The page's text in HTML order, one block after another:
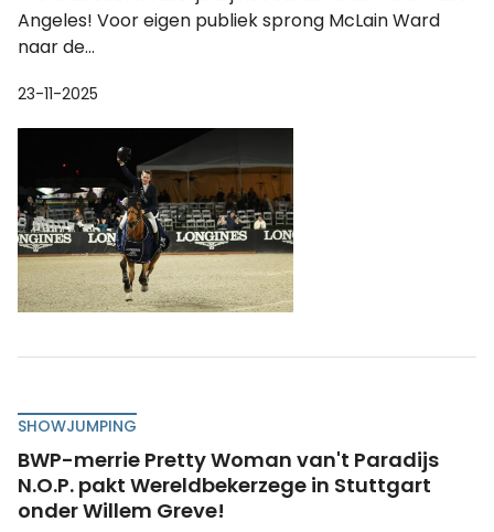
Angeles! Voor eigen publiek sprong McLain Ward
naar de...
23-11-2025
SHOWJUMPING
BWP-merrie Pretty Woman van't Paradijs
N.O.P. pakt Wereldbekerzege in Stuttgart
onder Willem Greve!